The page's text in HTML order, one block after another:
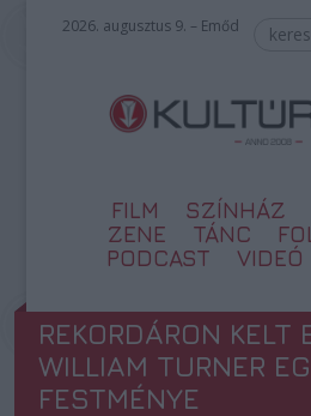
2026. augusztus 9. – Emőd
FILM SZÍNHÁZ
ZENE
TÁNC
PODCAST
VIDEÓ
REKORDÁRON KELT
WILLIAM TURNER
FESTMÉNYE